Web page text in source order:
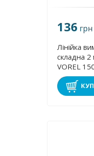
136 грн
Лінійка
складна
VOREL